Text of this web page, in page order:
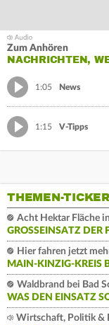
Zum Anhören
NACHRICHTEN,
1:05 News
1:15 V-Tipps
THEMEN-TICKER
Acht Hektar Fläche
GROSSEINSATZ DER
Hier fahren jetzt
MAIN-KINZIG-KREIS
Waldbrand bei Bad
WAS DEN EINSATZ
Wirtschaft, Politik &